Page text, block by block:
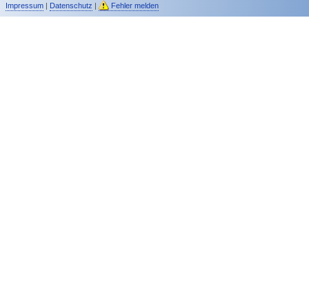
Impressum| Datenschutz | Fehler melden